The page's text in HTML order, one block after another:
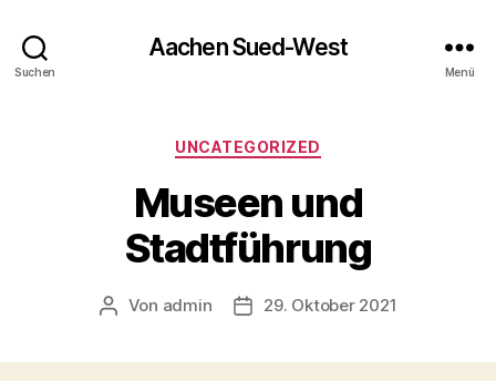
Suchen
Aachen Sued-West
Menü
Kategorien
UNCATEGORIZED
Museen und
Stadtführung
Beitragsautor
Von admin Veröffentlichungsdatum
29. Oktober 2021